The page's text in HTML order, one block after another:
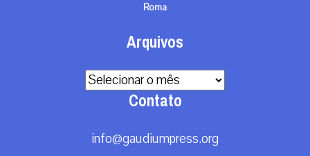
Roma
Arquivos
Arquivos
Contato
info@gaudiumpress.org